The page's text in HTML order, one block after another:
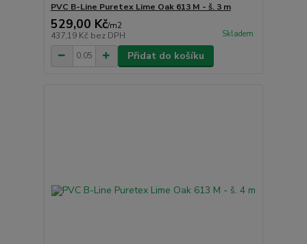
PVC B-Line Puretex Lime Oak 613 M - š. 3 m
529,00 Kč/m2
437,19 Kč bez DPH Skladem
Přidat do košíku